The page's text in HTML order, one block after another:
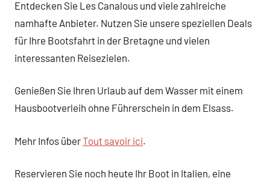
Entdecken Sie Les Canalous und viele zahlreiche
namhafte Anbieter. Nutzen Sie unsere speziellen Deals
für Ihre Bootsfahrt in der Bretagne und vielen
interessanten Reisezielen.
Genießen Sie Ihren Urlaub auf dem Wasser mit einem
Hausbootverleih ohne Führerschein in dem Elsass.
Mehr Infos überTout savoir ici.
Reservieren Sie noch heute Ihr Boot in Italien, eine